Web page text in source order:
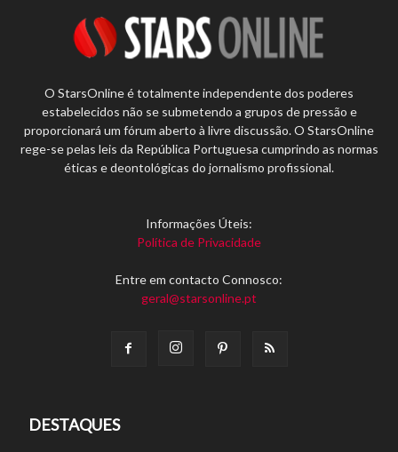
O StarsOnline é totalmente independente dos poderes
estabelecidos não se submetendo a grupos de pressão e
proporcionará um fórum aberto à livre discussão. O StarsOnline
rege-se pelas leis da República Portuguesa cumprindo as normas
éticas e deontológicas do jornalismo profissional.
Informações Úteis:
Política de Privacidade
Entre em contacto Connosco:
geral@starsonline.pt
DESTAQUES